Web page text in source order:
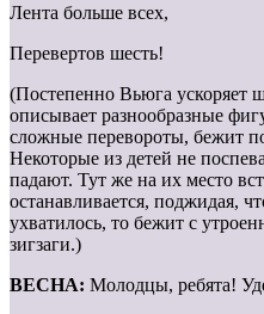
Лента больше всех,
Перевертов шесть!
(Постепенно Вьюга ускоряет
описывает разнообразные
сложные перевороты, бежит
Некоторые из детей не
падают. Тут же на их место
останавливается, поджидая,
ухватилось, то бежит с
зигзаги.)
ВЕСНА: Молодцы, ребята!